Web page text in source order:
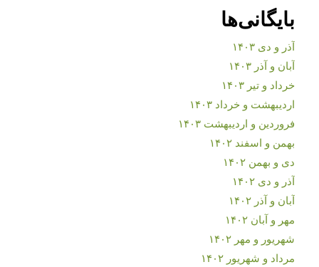
بایگانی‌ها
آذر و دی ۱۴۰۳
آبان و آذر ۱۴۰۳
خرداد و تیر ۱۴۰۳
اردیبهشت و خرداد ۱۴۰۳
فروردین و اردیبهشت ۱۴۰۳
بهمن و اسفند ۱۴۰۲
دی و بهمن ۱۴۰۲
آذر و دی ۱۴۰۲
آبان و آذر ۱۴۰۲
مهر و آبان ۱۴۰۲
شهریور و مهر ۱۴۰۲
مرداد و شهریور ۱۴۰۲